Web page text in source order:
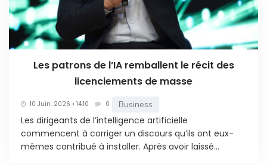
Les patrons de l’IA remballent le récit des
licenciements de masse
10 Juin. 2026 • 14:10 0 Business
Les dirigeants de l’intelligence artificielle
commencent à corriger un discours qu’ils ont eux-
mêmes contribué à installer. Après avoir laissé...